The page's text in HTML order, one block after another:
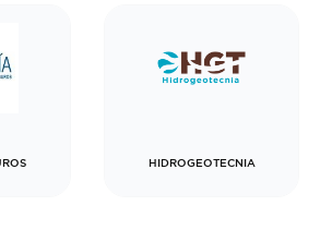
HIDROGEOTECNIA